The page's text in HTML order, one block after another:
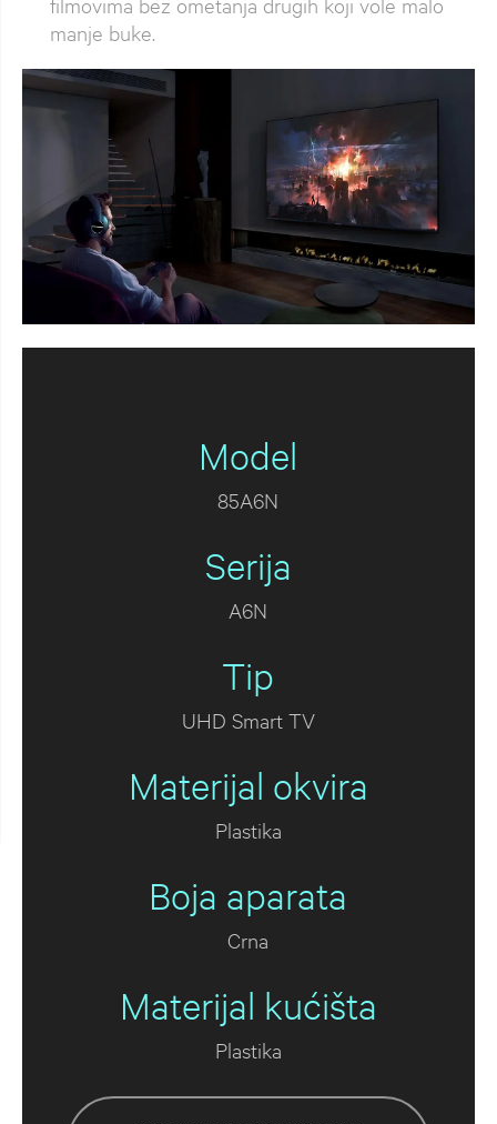
manje buke.
Model
85A6N
Serija
A6N
Tip
UHD Smart TV
Materijal okvira
Plastika
Boja aparata
Crna
Materijal kućišta
Plastika